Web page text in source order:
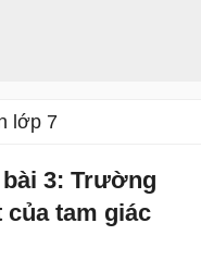
lớp 7
3: Trường
tam giác